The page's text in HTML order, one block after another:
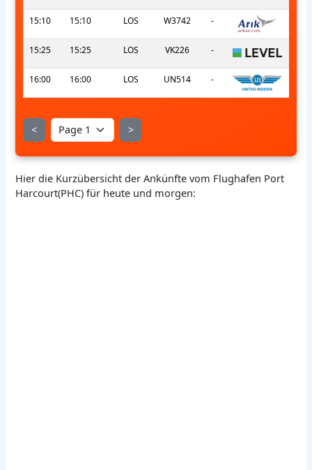
15:10 15:10 LOS W3742 -
15:25 15:25 LOS VK226 -
16:00 16:00 LOS UN514 -
< >
Hier die Kurzübersicht der Ankünfte vom Flughafen Port
Harcourt(PHC) für heute und morgen: